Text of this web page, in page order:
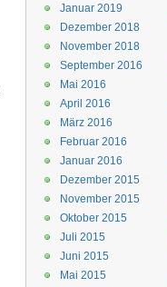
Januar 2019
Dezember 2018
November 2018
September 2016
Mai 2016
April 2016
März 2016
Februar 2016
Januar 2016
Dezember 2015
November 2015
Oktober 2015
Juli 2015
Juni 2015
Mai 2015